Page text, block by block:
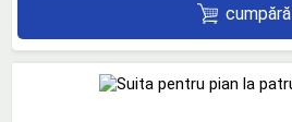
cumpără